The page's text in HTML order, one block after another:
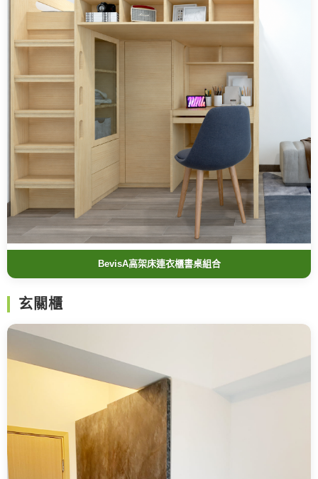
BevisA高架床連衣櫃書桌組合
玄關櫃